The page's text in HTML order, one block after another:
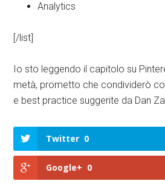
Analytics
[/list]
Io sto leggendo il capitolo su
metà, prometto che condividerò
e best practice suggerite da Dan
Twitter 0
Google+ 0